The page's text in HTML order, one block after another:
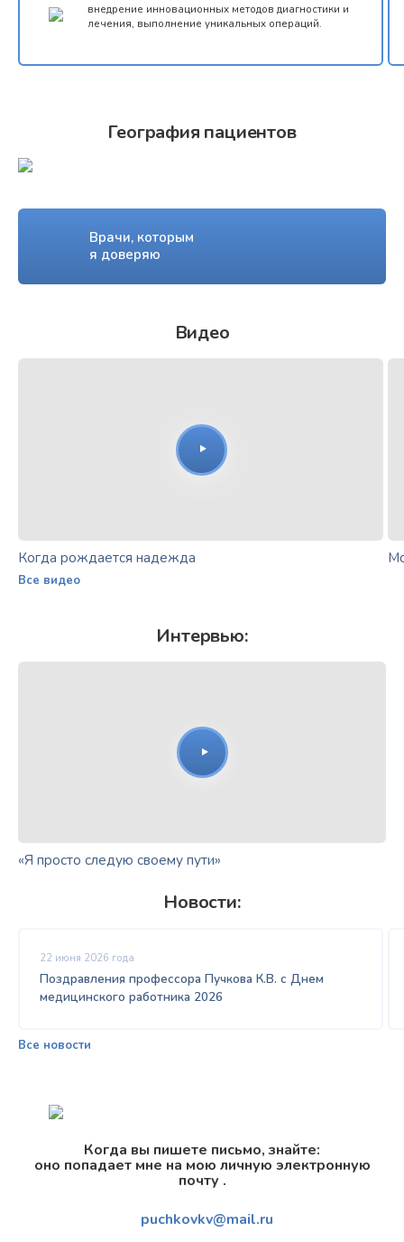
внедрение инновационных методов диагностики и
лечения, выполнение уникальных операций.
География пациентов
Врачи, которым
я доверяю
Видео
Когда рождается надежда
Все видео
Интервью:
«Я просто следую своему пути»
Новости:
22 июня 2026 года
Поздравления профессора Пучкова К.В. с Днем
медицинского работника 2026
Все новости
Когда вы пишете письмо, знайте:
оно попадает мне на мою личную электронную
почту .
puchkovkv@mail.ru